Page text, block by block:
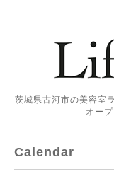
茨城県古河市の美容室
オー
Calendar